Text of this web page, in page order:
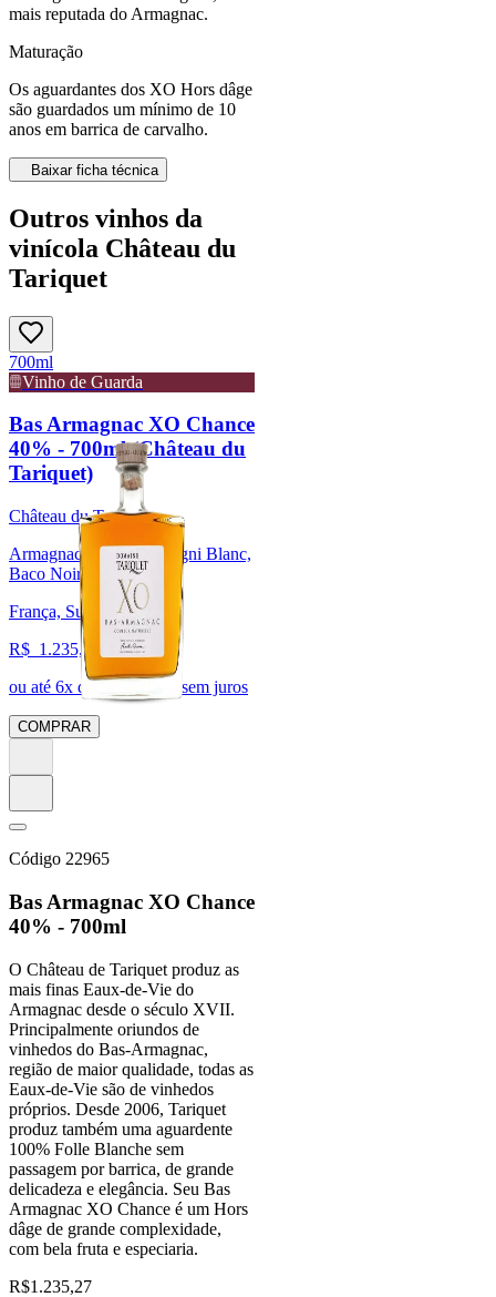
mais reputada do Armagnac.
Maturação
Os aguardantes dos XO Hors dâge
são guardados um mínimo de 10
anos em barrica de carvalho.
Baixar ficha técnica
Outros vinhos da
vinícola Château du
Tariquet
700ml
Vinho de Guarda
Bas Armagnac XO Chance
40% - 700ml (Château du
Tariquet)
Château du Tariquet
Armagnac, Trebbiano/Ugni Blanc,
Baco Noir
França, Sudoeste
R$ 1.235,27
ou até 6x de R$ 205,88 sem juros
COMPRAR
Código 22965
Bas Armagnac XO Chance
40% - 700ml
O Château de Tariquet produz as
mais finas Eaux-de-Vie do
Armagnac desde o século XVII.
Principalmente oriundos de
vinhedos do Bas-Armagnac,
região de maior qualidade, todas as
Eaux-de-Vie são de vinhedos
próprios. Desde 2006, Tariquet
produz também uma aguardente
100% Folle Blanche sem
passagem por barrica, de grande
delicadeza e elegância. Seu Bas
Armagnac XO Chance é um Hors
dâge de grande complexidade,
com bela fruta e especiaria.
R$1.235,27